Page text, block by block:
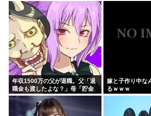
年収1500万の父が退職。父「退
職金も渡したよな？」母「貯金
なんてないよー」父「全部なく
なったの！？」→予想外の返事
に家族騒然となり…
嫁と子作り中な
るｗｗｗ